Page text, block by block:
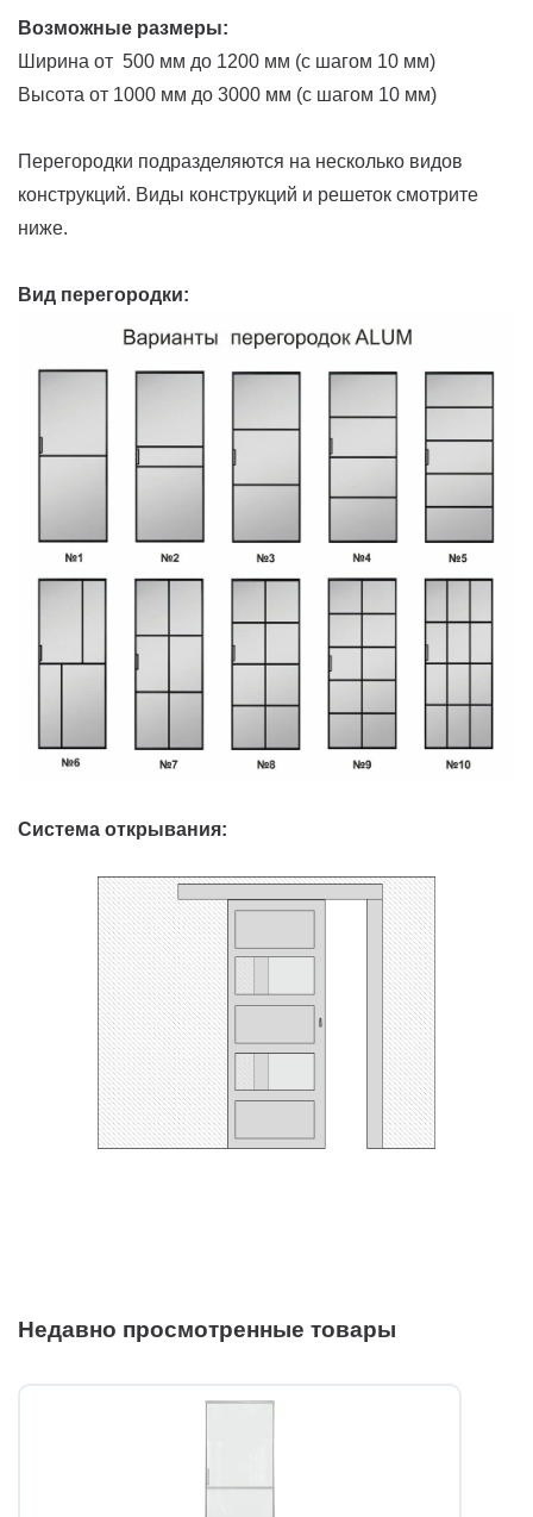
Возможные размеры:
Ширина от 500 мм до 1200 мм (с шагом 10 мм)
Высота от 1000 мм до 3000 мм (с шагом 10 мм)
Перегородки подразделяются на несколько видов
конструкций. Виды конструкций и решеток смотрите
ниже.
Вид перегородки:
Система открывания:
Недавно просмотренные товары